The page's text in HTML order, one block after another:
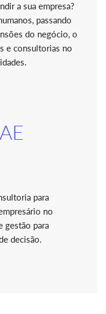
a sua empresa?
passando
do negócio, o
e consultorias no
para
no
gestão para
decisão.